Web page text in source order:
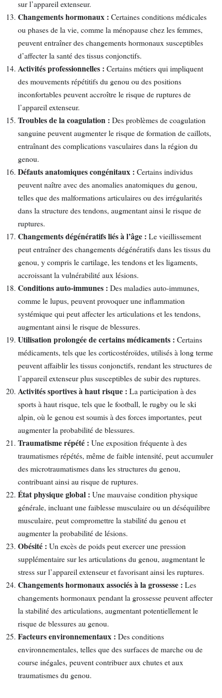
sur l’appareil extenseur.
Changements hormonaux : Certaines conditions médicales
ou phases de la vie, comme la ménopause chez les femmes,
peuvent entraîner des changements hormonaux susceptibles
d’affecter la santé des tissus conjonctifs.
Activités professionnelles : Certains métiers qui impliquent
des mouvements répétitifs du genou ou des positions
inconfortables peuvent accroître le risque de ruptures de
l’appareil extenseur.
Troubles de la coagulation : Des problèmes de coagulation
sanguine peuvent augmenter le risque de formation de caillots,
entraînant des complications vasculaires dans la région du
genou.
Défauts anatomiques congénitaux : Certains individus
peuvent naître avec des anomalies anatomiques du genou,
telles que des malformations articulaires ou des irrégularités
dans la structure des tendons, augmentant ainsi le risque de
ruptures.
Changements dégénératifs liés à l’âge : Le vieillissement
peut entraîner des changements dégénératifs dans les tissus du
genou, y compris le cartilage, les tendons et les ligaments,
accroissant la vulnérabilité aux lésions.
Conditions auto-immunes : Des maladies auto-immunes,
comme le lupus, peuvent provoquer une inflammation
systémique qui peut affecter les articulations et les tendons,
augmentant ainsi le risque de blessures.
Utilisation prolongée de certains médicaments : Certains
médicaments, tels que les corticostéroïdes, utilisés à long terme
peuvent affaiblir les tissus conjonctifs, rendant les structures de
l’appareil extenseur plus susceptibles de subir des ruptures.
Activités sportives à haut risque : La participation à des
sports à haut risque, tels que le football, le rugby ou le ski
alpin, où le genou est soumis à des forces importantes, peut
augmenter la probabilité de blessures.
Traumatisme répété : Une exposition fréquente à des
traumatismes répétés, même de faible intensité, peut accumuler
des microtraumatismes dans les structures du genou,
contribuant ainsi au risque de ruptures.
État physique global : Une mauvaise condition physique
générale, incluant une faiblesse musculaire ou un déséquilibre
musculaire, peut compromettre la stabilité du genou et
augmenter la probabilité de lésions.
Obésité : Un excès de poids peut exercer une pression
supplémentaire sur les articulations du genou, augmentant le
stress sur l’appareil extenseur et favorisant ainsi les ruptures.
Changements hormonaux associés à la grossesse : Les
changements hormonaux pendant la grossesse peuvent affecter
la stabilité des articulations, augmentant potentiellement le
risque de blessures au genou.
Facteurs environnementaux : Des conditions
environnementales, telles que des surfaces de marche ou de
course inégales, peuvent contribuer aux chutes et aux
traumatismes du genou.